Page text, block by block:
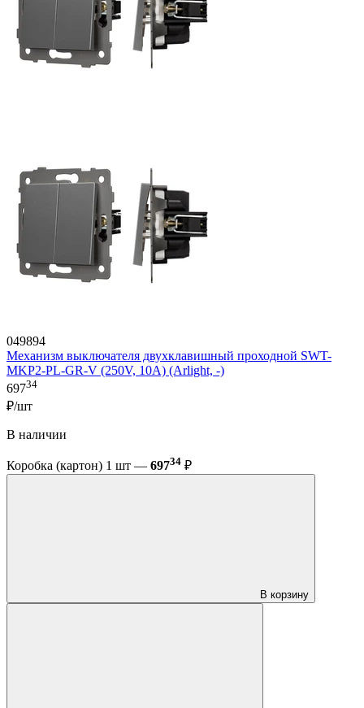
049894
Механизм выключателя двухклавишный проходной SWT-
MKP2-PL-GR-V (250V, 10A) (Arlight, -)
69734
₽/шт
В наличии
Коробка (картон) 1 шт — 69734 ₽
В корзину